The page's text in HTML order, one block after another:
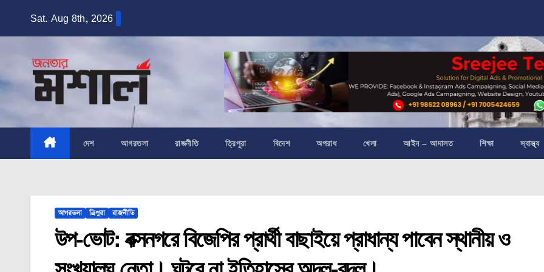
Sat. Aug 8th, 2026
দেশ আগরতলা রাজনীতি ত্রিপুরা বিদেশ অপরাধ খেলা আইন – আদালত শিক্ষা স্বাস্থ্য
আগরতলা ত্রিপুরা রাজনীতি
উপ-ভোট: বক্সনগরে বিজেপির প্রার্থী বাছাইয়ে প্রাধান্য পাবেন স্থানীয় ও